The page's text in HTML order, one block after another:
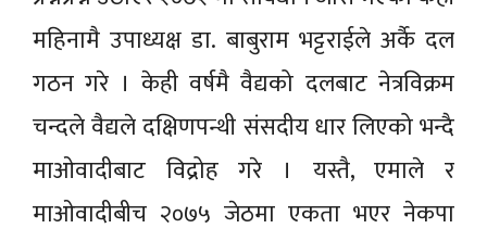
महिनामै उपाध्यक्ष डा. बाबुराम भट्टराईले अर्कै दल
गठन गरे । केही वर्षमै वैद्यको दलबाट नेत्रविक्रम
चन्दले वैद्यले दक्षिणपन्थी संसदीय धार लिएको भन्दै
माओवादीबाट विद्रोह गरे । यस्तै, एमाले र
माओवादीबीच २०७५ जेठमा एकता भएर नेकपा